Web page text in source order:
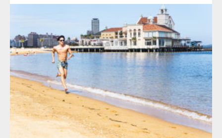
Update:2021.07.8
Category:海のマッチョ オレンジの人 AKIHITO(細マッチョ) 脚
ダウンロード
【YouTube】マッチョフリー素材メンバーが
【TV】TBS番組「ひるおび」にてマッスルプ
ラスが紹介されま…
TOKYO FMラジオ番組「ONE MORNING」
で紹介さ…